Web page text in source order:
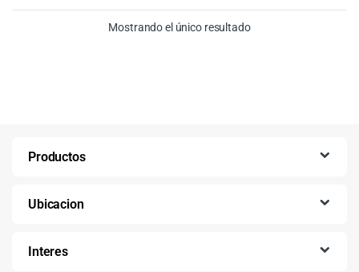
Mostrando el único resultado
Productos
Ubicacion
Interes